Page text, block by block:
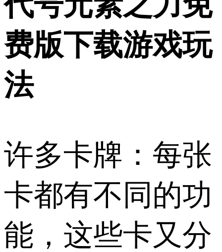
费版下载游戏玩
法
许多卡牌：每张
卡都有不同的功
能，这些卡又分